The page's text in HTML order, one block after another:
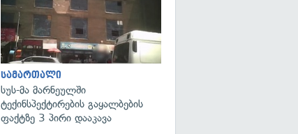
სამართალი
სუს-მა მარნეულში
ტექინსპექტირების გაყალბების
ფაქტზე 3 პირი დააკავა